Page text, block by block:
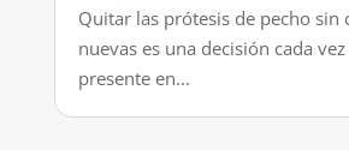
Quitar las prótesis de pecho sin
nuevas es una decisión cada
presente en...